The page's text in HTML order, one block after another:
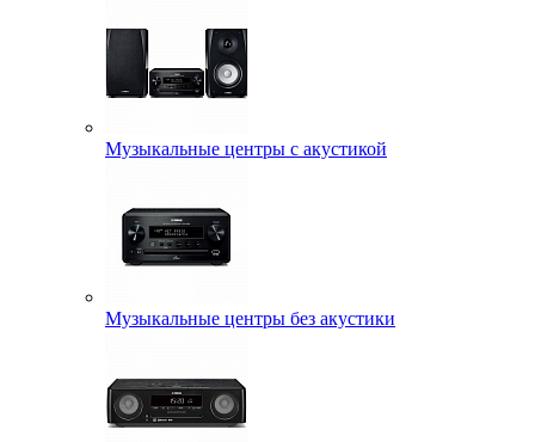
Музыкальные центры с акустикой
Музыкальные центры без акустики